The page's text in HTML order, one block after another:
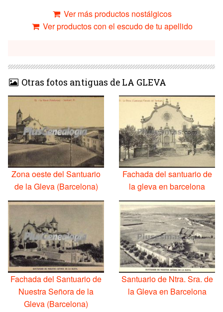
Ver más productos nostálgicos
Ver productos con el escudo de tu apellido
Otras fotos antiguas de LA GLEVA
Zona oeste del Santuario
de la Gleva (Barcelona)
Fachada del santuario de
la gleva en barcelona
Fachada del Santuario de
Nuestra Señora de la
Gleva (Barcelona)
Santuario de Ntra. Sra. de
la Gleva en Barcelona